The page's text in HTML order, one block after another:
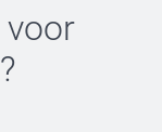
geen
bovenop
?